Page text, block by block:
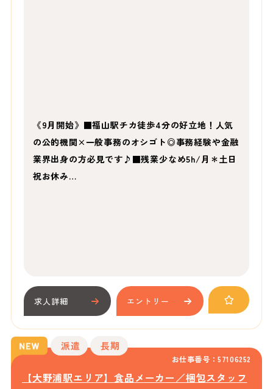
《9月開始》■福山駅チカ徒歩4分の好立地！人気
の公的機関×一般事務のオシゴト◎事務経験や金融
業界出身の方必見です♪■残業少なめ5h/月＊土日
祝お休み…
求人詳細 エントリー
お仕事番号：57106252
派遣 長期
【大野浦駅エリア】食品メーカー／梱包スタッフ